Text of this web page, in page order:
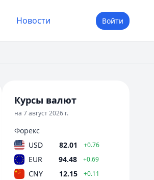
Новости Войти
Курсы валют
на 7 август 2026 г.
Форекс
USD
82.01 +0.76
EUR 94.48 +0.69
CNY 12.15 +0.11